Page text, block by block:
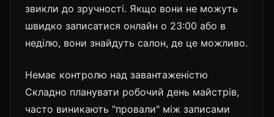
звикли до зручності. Якщо вони не можуть
швидко записатися онлайн о 23:00 або в
неділю, вони знайдуть салон, де це можливо.
Немає контролю над завантаженістю
Складно планувати робочий день майстрів,
часто виникають "провали" між записами